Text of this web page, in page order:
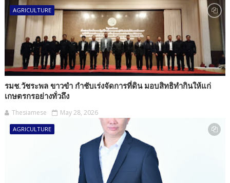
AGRICULTURE
รมช.วัชระพล ขาวขำ กำชับเร่งจัดการที่ดิน มอบสิทธิทำกินให้แก่
เกษตรกรอย่างทั่วถึง
Thesiamese May 28, 2026
AGRICULTURE